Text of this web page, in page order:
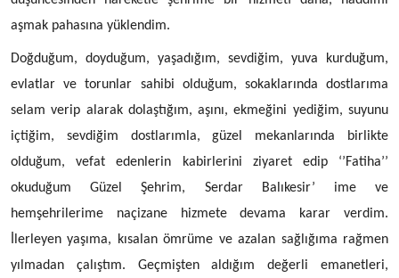
aşmak pahasına yüklendim.
Doğduğum, doyduğum, yaşadığım, sevdiğim, yuva kurduğum,
evlatlar ve torunlar sahibi olduğum, sokaklarında dostlarıma
selam verip alarak dolaştığım, aşını, ekmeğini yediğim, suyunu
içtiğim, sevdiğim dostlarımla, güzel mekanlarında birlikte
olduğum, vefat edenlerin kabirlerini ziyaret edip ‘’Fatiha’’
okuduğum Güzel Şehrim, Serdar Balıkesir’ ime ve
hemşehrilerime naçizane hizmete devama karar verdim.
İlerleyen yaşıma, kısalan ömrüme ve azalan sağlığıma rağmen
yılmadan çalıştım. Geçmişten aldığım değerli emanetleri,